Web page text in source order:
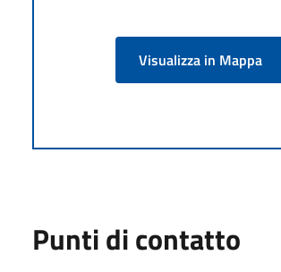
Visualizza in Mappa
Punti di contatto